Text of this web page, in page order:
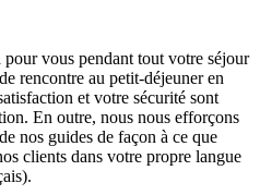
vous pendant tout votre séjour
rencontre au petit-déjeuner en
et votre sécurité sont
En outre, nous nous efforçons
nos guides de façon à ce que
clients dans votre propre langue